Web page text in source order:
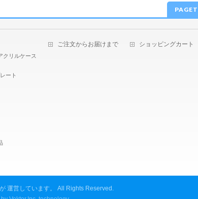
クリルケース
ート
ご注文からお届けまで ショッピングカート
運営しています。
All Rights Reserved.